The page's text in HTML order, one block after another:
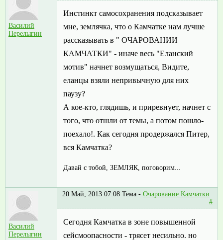
Василий
Перелыгин
Инстинкт самосохранения подсказывает
мне, землячка, что о Камчатке нам лучше
рассказывать в " ОЧАРОВАНИИ
КАМЧАТКИ" - иначе весь "Еланский
мотив" начнет возмущаться, Видите,
еланцы взяли непривычную для них
паузу?
А кое-кто, глядишь, и приревнует, начнет с
того, что отшли от темы, а потом пошло-
поехало!. Как сегодня продержался Питер,
вся Камчатка?
Давай с тобой, ЗЕМЛЯК, поговорим...
Василий
Перелыгин
20 Май, 2013 07:08 Тема - Очарование Камчатки
#
Сегодня Камчатка в зоне повышенной
сейсмоопасности - трясет несильно. но